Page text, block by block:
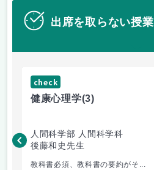
出席を取らない授業
check
健康心理学(3)
人間科学部 人間科学科
後藤和史先生
教科書必須、教科書の要約がそ...